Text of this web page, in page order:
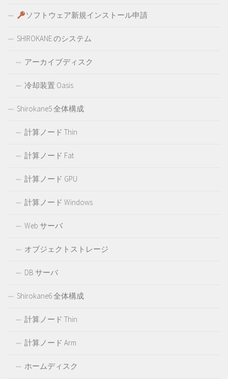
ソフトウェア新規インストール申請
SHIROKANE のシステム
アーカイブディスク
冷却装置 Oasis
Shirokane5 全体構成
計算ノード Thin
計算ノード Fat
計算ノード GPU
計算ノード Windows
Web サーバ
オブジェクトストレージ
DB サーバ
Shirokane6 全体構成
計算ノード Thin
計算ノード Arm
ホームディスク